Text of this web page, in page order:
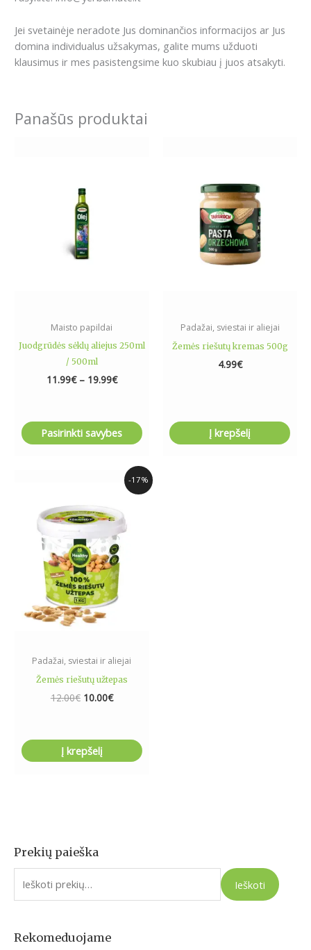
Prekių paieška
I
e
o
Ieškoti
Rekomeduojame
Jei svetainėje neradote Jus dominančios informacijos ar Jus
domina individualus užsakymas, galite mums užduoti
klausimus ir mes pasistengsime kuo skubiau į juos atsakyti.
Panašūs produktai
Maisto papildai
Juodgrūdės sėklų aliejus 250ml
/ 500ml
11.99€ – 19.99€
Pasirinkti savybes
multiple
variants.
The
options
may
product
page
Padažai, sviestai ir aliejai
Žemės riešutų kremas 500g
4.99€
Į krepšelį
-17%
Padažai, sviestai ir aliejai
Žemės riešutų užtepas
12.00€
12.00€.
10.00€
Current
price
10.00€.
Į krepšelį